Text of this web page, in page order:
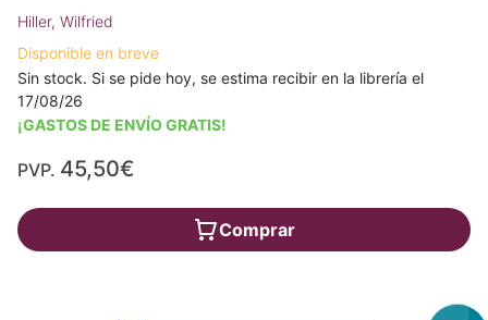
Hiller, Wilfried
Disponible en breve
Sin stock. Si se pide hoy, se estima recibir en la librería el
17/08/26
¡GASTOS DE ENVÍO GRATIS!
PVP. 45,50€
Comprar